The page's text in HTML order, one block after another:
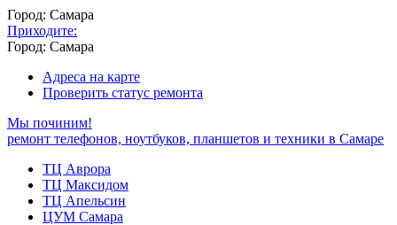
Город: Самара
Приходите:
Город: Самара
Адреса на карте
Проверить статус ремонта
Мы починим!
ремонт телефонов, ноутбуков, планшетов и техники в Самаре
ТЦ Аврора
ТЦ Максидом
ТЦ Апельсин
ЦУМ Самара